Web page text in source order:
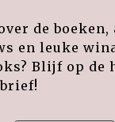
de boeken,
en leuke
Blijf op de